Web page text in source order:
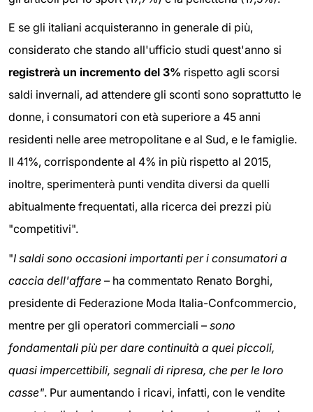
E se gli italiani acquisteranno in generale di più,
considerato che stando all'ufficio studi quest'anno si
registrerà un incremento del 3% rispetto agli scorsi
saldi invernali, ad attendere gli sconti sono soprattutto le
donne, i consumatori con età superiore a 45 anni
residenti nelle aree metropolitane e al Sud, e le famiglie.
Il 41%, corrispondente al 4% in più rispetto al 2015,
inoltre, sperimenterà punti vendita diversi da quelli
abitualmente frequentati, alla ricerca dei prezzi più
"competitivi".
"I saldi sono occasioni importanti per i consumatori a
caccia dell'affare – ha commentato Renato Borghi,
presidente di Federazione Moda Italia-Confcommercio,
mentre per gli operatori commerciali – sono
fondamentali più per dare continuità a quei piccoli,
quasi impercettibili, segnali di ripresa, che per le loro
casse". Pur aumentando i ricavi, infatti, con le vendite